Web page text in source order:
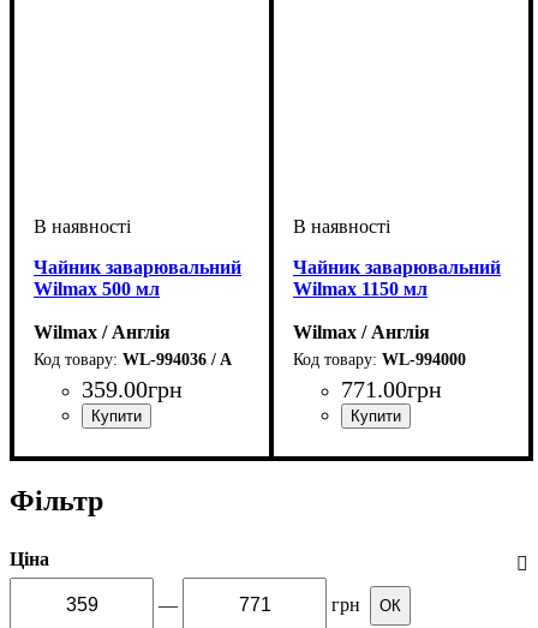
Чайник заварювальний
Wilmax 500 мл
Wilmax / Англія
WL-994036 / A
359.00грн
Чайник заварювальний
Wilmax 1150 мл
Wilmax / Англія
WL-994000
771.00грн
Фільтр
Ціна
— грн ОК